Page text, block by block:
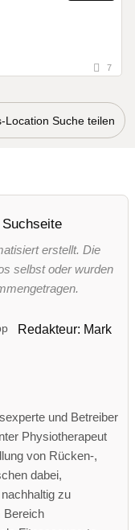
7
Location Suche teilen
erstellt. Die
selbst oder wurden
Redakteur: Mark
und Betreiber
Physiotherapeut
von Rücken-,
dabei,
zu
Bereich